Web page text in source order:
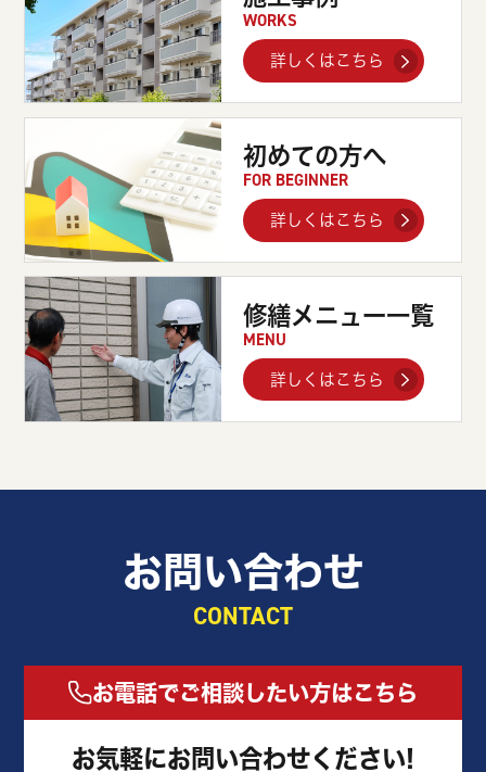
WORKS
詳しくはこちら
初めての方へ
FOR BEGINNER
詳しくはこちら
修繕メニュー一覧
MENU
詳しくはこちら
お問い合わせ
CONTACT
お電話でご相談したい方はこちら
お気軽にお問い合わせください!